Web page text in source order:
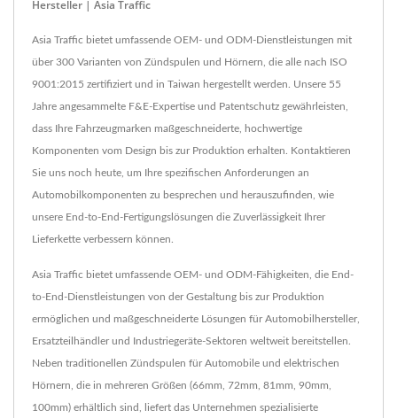
Hersteller | Asia Traffic
Asia Traffic bietet umfassende OEM- und ODM-Dienstleistungen mit
über 300 Varianten von Zündspulen und Hörnern, die alle nach ISO
9001:2015 zertifiziert und in Taiwan hergestellt werden. Unsere 55
Jahre angesammelte F&E-Expertise und Patentschutz gewährleisten,
dass Ihre Fahrzeugmarken maßgeschneiderte, hochwertige
Komponenten vom Design bis zur Produktion erhalten. Kontaktieren
Sie uns noch heute, um Ihre spezifischen Anforderungen an
Automobilkomponenten zu besprechen und herauszufinden, wie
unsere End-to-End-Fertigungslösungen die Zuverlässigkeit Ihrer
Lieferkette verbessern können.
Asia Traffic bietet umfassende OEM- und ODM-Fähigkeiten, die End-
to-End-Dienstleistungen von der Gestaltung bis zur Produktion
ermöglichen und maßgeschneiderte Lösungen für Automobilhersteller,
Ersatzteilhändler und Industriegeräte-Sektoren weltweit bereitstellen.
Neben traditionellen Zündspulen für Automobile und elektrischen
Hörnern, die in mehreren Größen (66mm, 72mm, 81mm, 90mm,
100mm) erhältlich sind, liefert das Unternehmen spezialisierte